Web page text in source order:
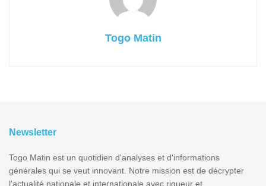
Togo Matin
Newsletter
Togo Matin est un quotidien d'analyses et d'informations
générales qui se veut innovant. Notre mission est de décrypter
l'actualité nationale et internationale avec rigueur et